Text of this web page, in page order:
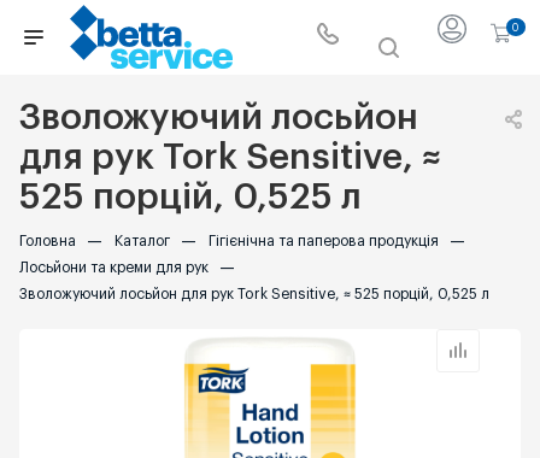
0
Зволожуючий лосьйон
для рук Tork Sensitive, ≈
525 порцій, 0,525 л
Головна — Каталог — Гігієнічна та паперова продукція —
Лосьйони та креми для рук —
Зволожуючий лосьйон для рук Tork Sensitive, ≈ 525 порцій, 0,525 л